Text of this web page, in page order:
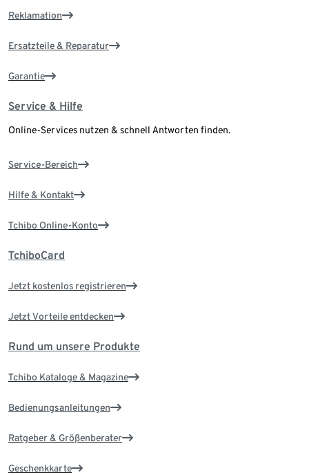
Reklamation
Ersatzteile & Reparatur
Garantie
Service & Hilfe
Online-Services nutzen & schnell Antworten finden.
Service-Bereich
Hilfe & Kontakt
Tchibo Online-Konto
TchiboCard
Jetzt kostenlos registrieren
Jetzt Vorteile entdecken
Rund um unsere Produkte
Tchibo Kataloge & Magazine
Bedienungsanleitungen
Ratgeber & Größenberater
Geschenkkarte